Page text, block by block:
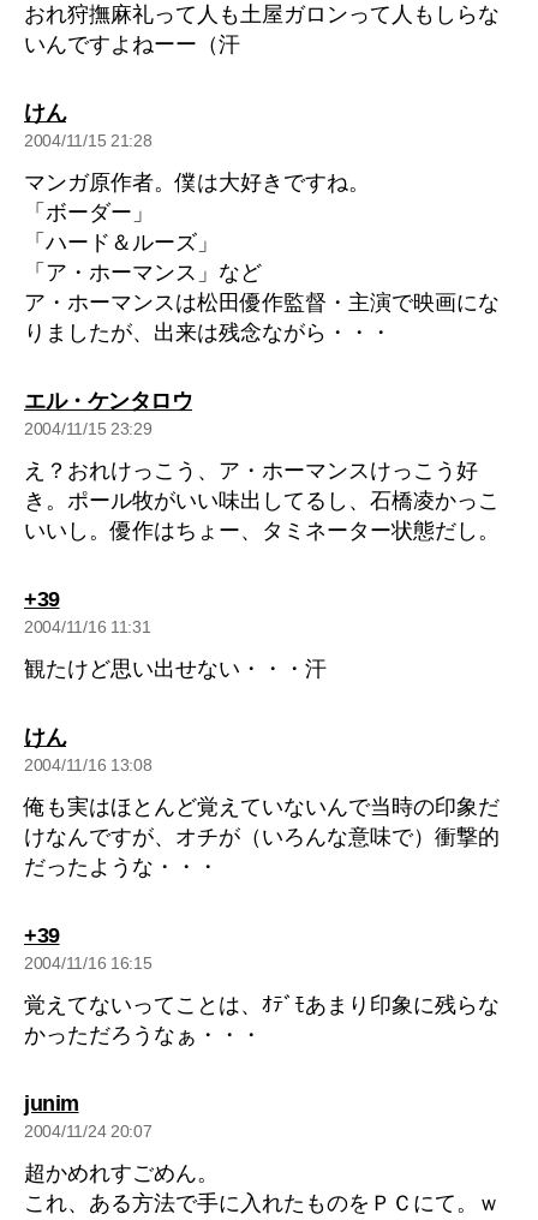
おれ狩撫麻礼って人も土屋ガロンって人もしらな
いんですよねーー（汗
けんの
発
2004/11/15 21:28
マンガ原作者。僕は大好きですね。
「ボーダー」
「ハード＆ルーズ」
「ア・ホーマンス」など
ア・ホーマンスは松田優作監督・主演で映画にな
りましたが、出来は残念ながら・・・
エル・ケンタロウの
2004/11/15 23:29
え？おれけっこう、ア・ホーマンスけっこう好
き。ポール牧がいい味出してるし、石橋凌かっこ
いいし。優作はちょー、タミネーター状態だし。
+39の
発
2004/11/16 11:31
観たけど思い出せない・・・汗
けんの
発
2004/11/16 13:08
俺も実はほとんど覚えていないんで当時の印象だ
けなんですが、オチが（いろんな意味で）衝撃的
だったような・・・
+39の
発
2004/11/16 16:15
覚えてないってことは、ｵﾃﾞﾓあまり印象に残らな
かっただろうなぁ・・・
junimの
発
2004/11/24 20:07
超かめれすごめん。
これ、ある方法で手に入れたものをＰＣにて。ｗ